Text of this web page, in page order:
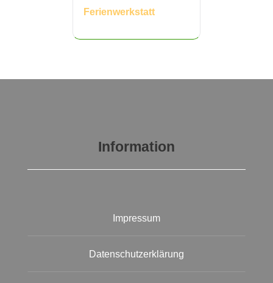
Ferienwerkstatt
Information
Impressum
Datenschutzerklärung